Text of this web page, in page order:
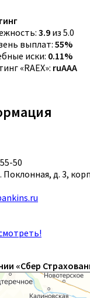
3.9 из 5.0
выплат: 55%
иски: 0.11%
«RAEX»: ruAAA
50
Поклонная, д. 3,
«Сбер